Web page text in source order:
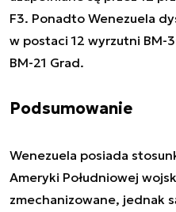
F3. Ponadto Wenezuela
w postaci 12 wyrzutni BM-
BM-21 Grad.
Podsumowanie
Wenezuela posiada
Ameryki Południowej
zmechanizowane, jednak